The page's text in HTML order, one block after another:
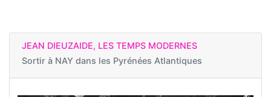
JEAN DIEUZAIDE, LES TEMPS MODERNES
Sortir à NAY dans les Pyrénées Atlantiques